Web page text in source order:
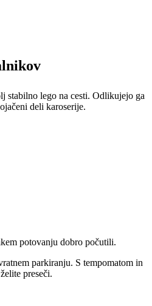
stabilno lego na cesti. Odlikujejo ga
deli karoserije.
potovanju dobro počutili.
parkiranju. S tempomatom in
preseči.